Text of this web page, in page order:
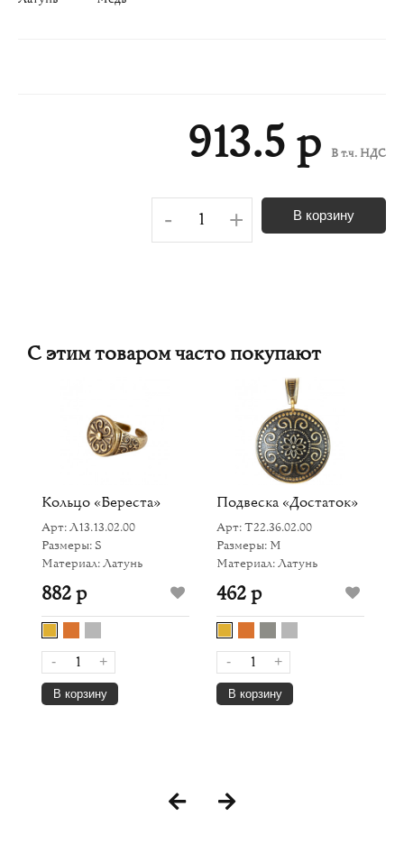
913.5 р В т.ч. НДС
- + В корзину
С этим товаром часто покупают
Кольцо «Береста»
Арт: Л13.13.02.00
Размеры: S
Материал: Латунь
882 р
- +
В корзину
Подвеска «Достаток»
Арт: Т22.36.02.00
Размеры: M
Материал: Латунь
462 р
- +
В корзину